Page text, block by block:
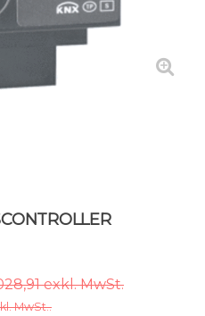
exkl. MwSt.
MwSt..